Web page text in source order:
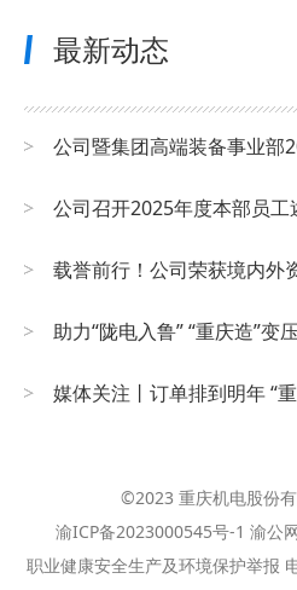
最新动态
公司暨集团高端装备事业部
公司召开2025年度本部员工
载誉前行！公司荣获境内外
助力“陇电入鲁” “重庆造”变
媒体关注丨订单排到明年 “
©2023 重庆机电股份
渝ICP备2023000545号-1 渝公
职业健康安全生产及环境保护举报